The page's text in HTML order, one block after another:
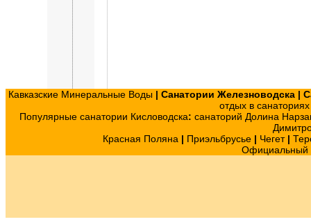
Кавказские Минеральные Воды | Санатории Железноводска |
отдых в
Популярные санатории Кисловодска: санаторий Долина
Красная Поляна | Приэльбрусье| Чегет|
Официальный